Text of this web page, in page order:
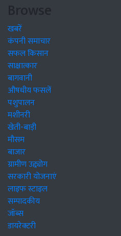
Browse
खबरें
कंपनी समाचार
सफल किसान
साक्षात्कार
बागवानी
औषधीय फसलें
पशुपालन
मशीनरी
खेती-बाड़ी
मौसम
बाजार
ग्रामीण उद्द्योग
सरकारी योजनाएं
लाइफ स्टाइल
सम्पादकीय
जॉब्स
डायरेक्टरी